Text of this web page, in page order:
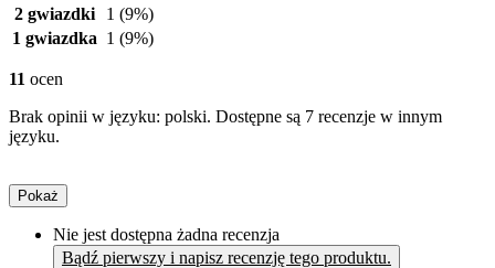
2 gwiazdki
1 (9%)
1 gwiazdka 1 (9%)
11 ocen
Brak opinii w języku: polski. Dostępne są 7 recenzje w innym
języku.
Pokaż
Nie jest dostępna żadna recenzja
Bądź pierwszy i napisz recenzję tego produktu.